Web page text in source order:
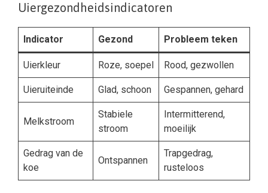
Uiergezondheidsindicatoren
Indicator Gezond Probleem teken
Uierkleur Roze, soepel Rood, gezwollen
Uieruiteinde Glad, schoon Gespannen, gehard
Melkstroom
Stabiele
stroom
Intermitterend,
moeilijk
Gedrag van de
koe
Ontspannen
Trapgedrag,
rusteloos